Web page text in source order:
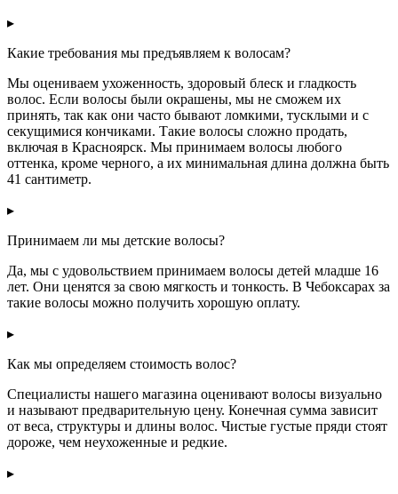
▸
Какие требования мы предъявляем к волосам?
Мы оцениваем ухоженность, здоровый блеск и гладкость
волос. Если волосы были окрашены, мы не сможем их
принять, так как они часто бывают ломкими, тусклыми и с
секущимися кончиками. Такие волосы сложно продать,
включая в Красноярск. Мы принимаем волосы любого
оттенка, кроме черного, а их минимальная длина должна быть
41 сантиметр.
▸
Принимаем ли мы детские волосы?
Да, мы с удовольствием принимаем волосы детей младше 16
лет. Они ценятся за свою мягкость и тонкость. В Чебоксарах за
такие волосы можно получить хорошую оплату.
▸
Как мы определяем стоимость волос?
Специалисты нашего магазина оценивают волосы визуально
и называют предварительную цену. Конечная сумма зависит
от веса, структуры и длины волос. Чистые густые пряди стоят
дороже, чем неухоженные и редкие.
▸